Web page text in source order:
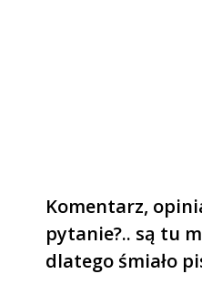
Komentarz,
pytanie?.. są tu
dlatego śmiało